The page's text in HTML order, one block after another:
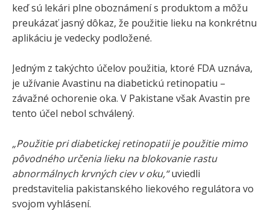
keď sú lekári plne oboznámení s produktom a môžu
preukázať jasný dôkaz, že použitie lieku na konkrétnu
aplikáciu je vedecky podložené.
Jedným z takýchto účelov použitia, ktoré FDA uznáva,
je užívanie Avastinu na diabetickú retinopatiu –
závažné ochorenie oka. V Pakistane však Avastin pre
tento účel nebol schválený.
„Použitie pri diabetickej retinopatii je použitie mimo
pôvodného určenia lieku na blokovanie rastu
abnormálnych krvných ciev v oku,“uviedli
predstavitelia pakistanského liekového regulátora vo
svojom vyhlásení.